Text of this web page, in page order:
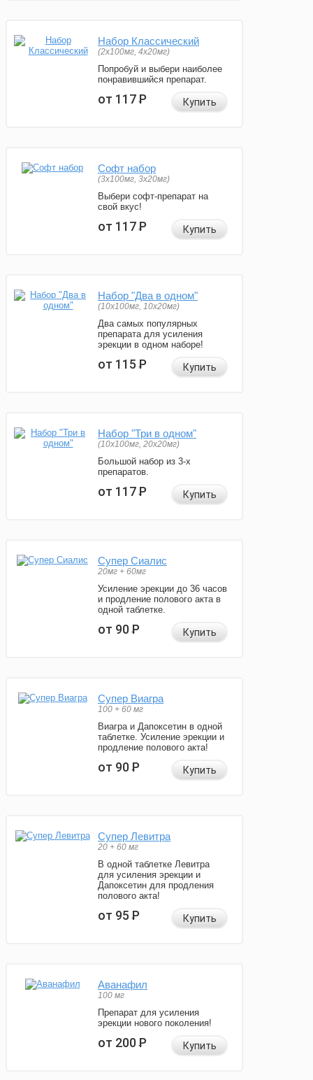
Набор Классический
(2x100мг, 4x20мг)
Попробуй и выбери наиболее
понравившийся препарат.
от 117Р Купить
Софт набор
(3x100мг, 3x20мг)
Выбери софт-препарат на
свой вкус!
от 117Р Купить
Набор "Два в одном"
(10x100мг, 10x20мг)
Два самых популярных
препарата для усиления
эрекции в одном наборе!
от 115Р Купить
Набор "Три в одном"
(10x100мг, 20x20мг)
Большой набор из 3-х
препаратов.
от 117Р Купить
Супер Сиалис
20мг + 60мг
Усиление эрекции до 36 часов
и продление полового акта в
одной таблетке.
от 90Р Купить
Супер Виагра
100 + 60 мг
Виагра и Дапоксетин в одной
таблетке. Усиление эрекции и
продление полового акта!
от 90Р Купить
Супер Левитра
20 + 60 мг
В одной таблетке Левитра
для усиления эрекции и
Дапоксетин для продления
полового акта!
от 95Р Купить
Аванафил
100 мг
Препарат для усиления
эрекции нового поколения!
от 200Р Купить